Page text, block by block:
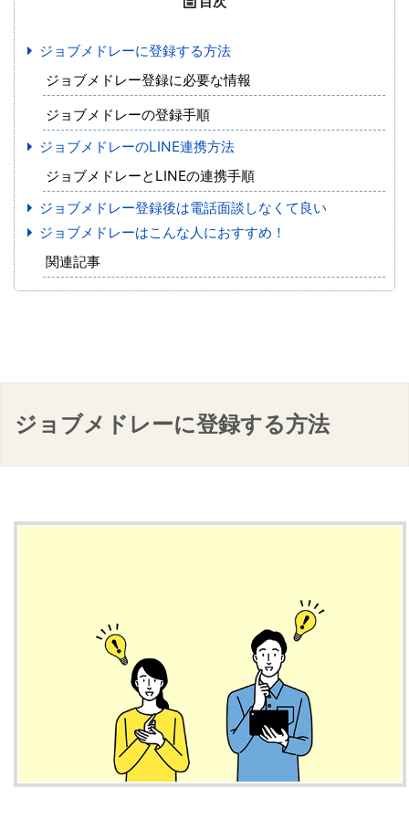
ジョブメドレーに登録する方法
ジョブメドレー登録に必要な情報
ジョブメドレーの登録手順
ジョブメドレーのLINE連携方法
ジョブメドレーとLINEの連携手順
ジョブメドレー登録後は電話面談しなくて良い
ジョブメドレーはこんな人におすすめ！
関連記事
ジョブメドレーに登録する方法